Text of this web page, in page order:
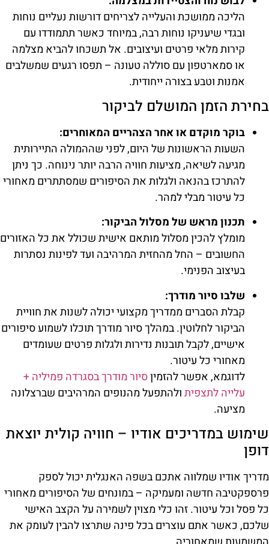
הליכה ממושכת והעלייה לצריחים דורשות נעליים נוחות
ובגדי שיעניקו נוחות רבה, במיוחד כאשר תתמודדו עם
קירות מלאי פרטים ועיצובים. אל תשכחו להביא מצלמה
או סמארטפון עם סוללה טעונה – תפסו רגעים שמשלבים
אמנות וטבע בצורה ייחודית.
בחירת הזמן המושלם לביקור
בוקר מוקדם או אחר הצהריים המאוחרים:
השעות הראשונות של היום, לפני שההמולה התיירותית
מגיעה לשיאה, מציעות חוויה הרבה יותר נינוחה. כך ניתן
להתרכז בהנאה ולגלות את הסיפורים שמסתתרים מאחורי
כל עיטור מבלי למהר.
תכנון מראש של מסלול הביקור:
מומלץ להכין מסלול מותאם אישית שכולל את כל האזורים
החשובים – החל מהחזית המרהיבה ועד לפינות נסתרות
בעיצוב הפנימי.
שלבו סיור מודרך:
קבלת הסברים ממדריך מקצועי יכולה לשנות את חוויית
הביקור לחלוטין. במהלך סיור מודרך תוכלו לשמוע סיפורים
אישיים, לקבל תובנות נדירות ולגלות פרטים שעומדים
מאחורי כל עיטור.
לדוגמא, אפשר להזמיןסיור מודרך בסגרדה פמיליה +
עלייה לתצפיתולהתפעל מהנופים המרהיבים שברצלונה
מציעה.
שימוש במדריכים אודיו – חוויה קולית יוצאת
דופן
מדריך אודיו שמלווה אתכם בשפה האנגלית יכול לספק
פרספקטיבה חדשה ומעמיקה – במונחים של הסיפורים מאחורי
כל פסל וכל עיטור. זהו כלי מצוין לשמירה על הקצב האישי
שלכם, כאשר אתם עוצרים בכל פינה שתרצו להבין לעומק את